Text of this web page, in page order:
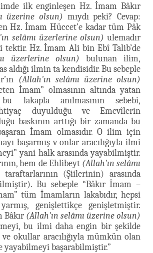
ilk enginleşen Hz. İmam Bâkır
üzerine olsun) mıydı peki? Cevap:
Hz. İmam Hüccet’e kadar tüm Pâk
selâmı üzerlerine olsun) ulemadır
tektir. Hz. İmam Ali bin Ebî Talib’de
üzerlerine olsun) bulunan ilim,
aldığı ilmin ta kendisidir. Bu sebeple
(Allah'ın selâmı üzerine olsun)
İmam” olmasının altında yatan
lakapla anılmasının sebebi,
duyulduğu ve Emevîlerin
baskının arttığı bir zamanda bu
İmam olmasıdır. O ilim için
başarmış v onlar aracılığıyla ilmi
yani halk arasında yayabilmiştir.
hem de Ehlibeyt (Allah'ın selâmı
taraftarlarının (Şiilerinin) arasında
Bu sebeple “Bâkır İmam –
tüm İmamların lakabıdır, hepsi
genişlettikçe genişletmiştir.
Bâkır (Allah'ın selâmı üzerine olsun)
bu ilmi daha engin bir şekilde
okullar aracılığıyla mümkün olan
yayabilmeyi başarabilmiştir.”